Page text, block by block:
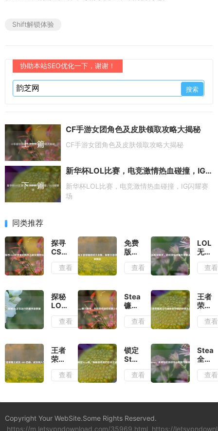
Shift解锁体验
协助本站SEO优化一下，谢谢！
上一篇
CF手游女团角色及皮肤领取攻略大揭秘
CF手游女团角色及皮肤领取攻略大揭秘
下一篇
新华杯LOL比赛，电竞激情热血碰撞，IG闪耀赛场
新华杯LOL比赛，电竞激情热血碰撞，IG闪耀赛
场
同类推荐
探寻
CSGO
世界
里的
究竟
何在
查看
免费
版王
者荣
耀游
集，
探索
世界
无限
查看
LOL
无法
购买
体验
绊脚
石及
解决
办法
查看
探秘
LOL
正在
运行
数量
查看
Steam
镰刀
模
组，
别样
收割
之旅
查看
王者
荣耀
高冷
勾魂
的绝
美头
查看
王者
荣耀
之武
曲，
同人
文
查看
锁定
Steam
库，
保障
安全
查看
全球
知名
游戏
力解
查看
Copyright Your WebSite.Some Rights Reserved.
https://m.letsvpndownload.com/35969.html https://